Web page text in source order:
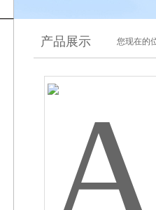
产品展示 您现在的